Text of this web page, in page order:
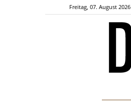
Freitag, 07. August 2026